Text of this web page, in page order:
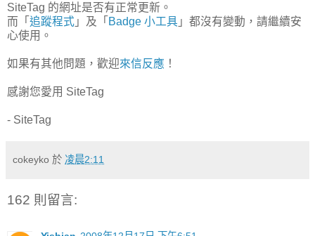
SiteTag 的網址是否有正常更新。
而「 追蹤程式 」及「 Badge 小工具 」都沒有變動，請繼續安
心使用。
如果有其他問題，歡迎來信反應 ！
感謝您愛用 SiteTag
- SiteTag
cokeyko 於 凌晨2:11
162 則留言: